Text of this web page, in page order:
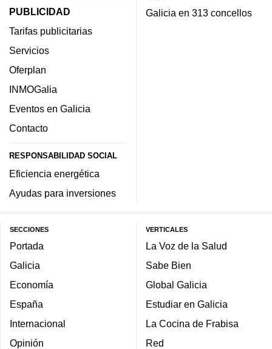
PUBLICIDAD
Tarifas publicitarias
Servicios
Oferplan
INMOGalia
Eventos en Galicia
Contacto
RESPONSABILIDAD SOCIAL
Eficiencia energética
Ayudas para inversiones
Galicia en 313 concellos
SECCIONES
Portada
Galicia
Economía
España
Internacional
Opinión
VERTICALES
La Voz de la Salud
Sabe Bien
Global Galicia
Estudiar en Galicia
La Cocina de Frabisa
Red